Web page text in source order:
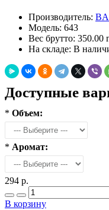
Производитель:
Модель: 643
Вес брутто: 350.00
На складе: В
Доступные
* Объем:
* Аромат:
294 р.
В корзину